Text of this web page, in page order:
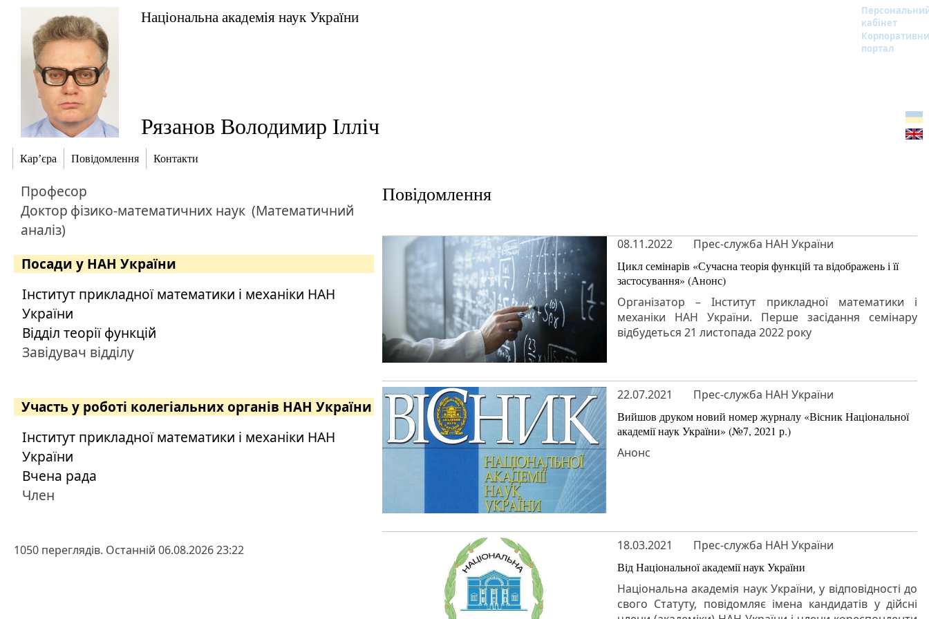
Національна академія наук України
кабінет
портал
Рязанов Володимир Ілліч
Кар’єра Повідомлення Контакти
Професор
Доктор фізико-математичних наук (Математичний
аналіз)
Посади у НАН України
Інститут прикладної математики і механіки НАН
України
Відділ теорії функцій
Завідувач відділу
Участь у роботі колегіальних органів НАН України
Інститут прикладної математики і механіки НАН
України
Вчена рада
Член
1050 переглядів. Останній 06.08.2026 23:22
Повідомлення
08.11.2022 Прес-служба НАН України
Цикл семінарів «Сучасна теорія функцій та відображень і її
застосування» (Анонс)
Організатор – Інститут прикладної математики і
механіки НАН України. Перше засідання семінару
відбудеться 21 листопада 2022 року
22.07.2021 Прес-служба НАН України
Вийшов друком новий номер журналу «Вісник Національної
академії наук України» (№7, 2021 р.)
Анонс
18.03.2021 Прес-служба НАН України
Від Національної академії наук України
Національна академія наук України, у відповідності до
свого Статуту, повідомляє імена кандидатів у дійсні